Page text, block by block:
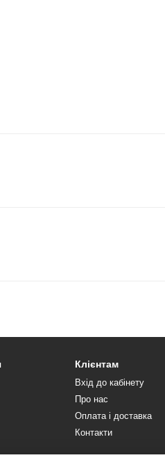
Клієнтам
Вхід до кабінету
Про нас
Оплата і доставка
Контакти